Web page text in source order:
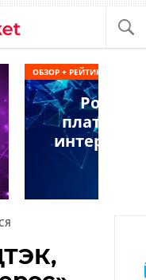
ОБЗОР + РЕЙТИНГ